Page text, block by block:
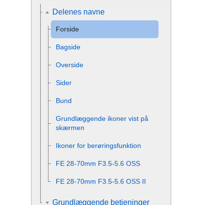
Delenes navne
Forside
Bagside
Overside
Sider
Bund
Grundlæggende ikoner vist på
skærmen
Ikoner for berøringsfunktion
FE 28-70mm F3.5-5.6 OSS
FE 28-70mm F3.5-5.6 OSS II
Grundlæggende betjeninger